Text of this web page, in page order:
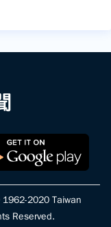
2020 Taiwan
Reserved.